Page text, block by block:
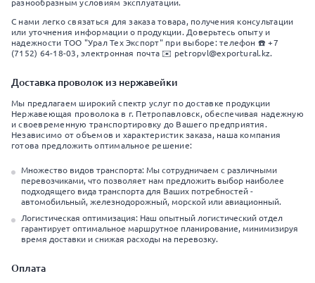
разнообразным условиям эксплуатации.
С нами легко связаться для заказа товара, получения консультации
или уточнения информации о продукции. Доверьтесь опыту и
надежности ТОО "Урал Тех Экспорт" при выборе: телефон ☎️ +7
(7152) 64-18-03, электронная почта ✉️ petropvl@exportural.kz.
Доставка проволок из нержавейки
Мы предлагаем широкий спектр услуг по доставке продукции
Нержавеющая проволока в г. Петропавловск, обеспечивая надежную
и своевременную транспортировку до Вашего предприятия.
Независимо от объемов и характеристик заказа, наша компания
готова предложить оптимальное решение:
Множество видов транспорта: Мы сотрудничаем с различными
перевозчиками, что позволяет нам предложить выбор наиболее
подходящего вида транспорта для Ваших потребностей -
автомобильный, железнодорожный, морской или авиационный.
Логистическая оптимизация: Наш опытный логистический отдел
гарантирует оптимальное маршрутное планирование, минимизируя
время доставки и снижая расходы на перевозку.
Оплата